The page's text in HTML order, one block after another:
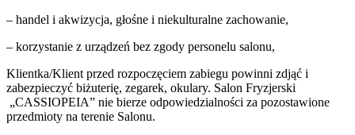
– handel i akwizycja, głośne i niekulturalne zachowanie,
– korzystanie z urządzeń bez zgody personelu salonu,
Klientka/Klient przed rozpoczęciem zabiegu powinni zdjąć i
zabezpieczyć biżuterię, zegarek, okulary. Salon Fryzjerski
„CASSIOPEIA” nie bierze odpowiedzialności za pozostawione
przedmioty na terenie Salonu.